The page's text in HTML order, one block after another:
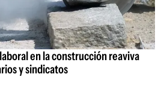
en la construcción reaviva
y sindicatos